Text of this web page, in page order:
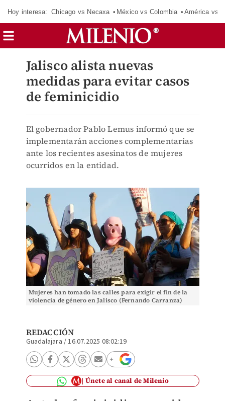
Hoy interesa: Chicago vs Necaxa México vs Colombia América vs
Jalisco alista nuevas
medidas para evitar casos
de feminicidio
El gobernador Pablo Lemus informó que se
implementarán acciones complementarias
ante los recientes asesinatos de mujeres
ocurridos en la entidad.
Mujeres han tomado las calles para exigir el fin de la
violencia de género en Jalisco (Fernando Carranza)
REDACCIÓN
Guadalajara /16.07.2025 08:02:19
Únete al canal de Milenio